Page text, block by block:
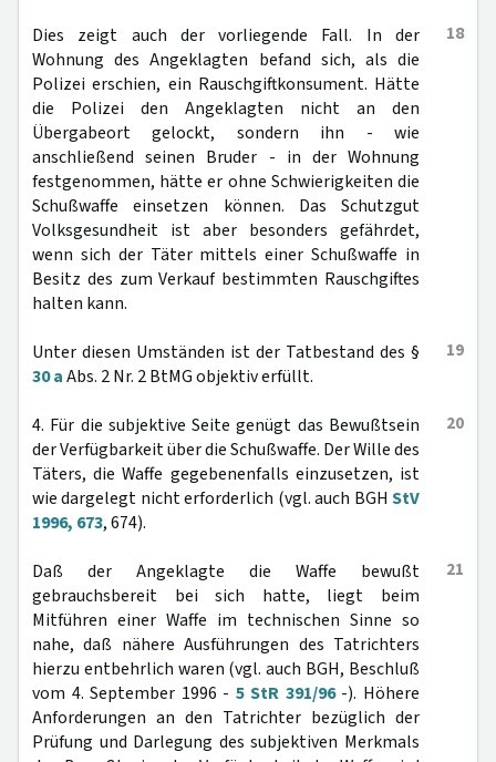
18
Dies zeigt auch der vorliegende Fall. In der
Wohnung des Angeklagten befand sich, als die
Polizei erschien, ein Rauschgiftkonsument. Hätte
die Polizei den Angeklagten nicht an den
Übergabeort gelockt, sondern ihn - wie
anschließend seinen Bruder - in der Wohnung
festgenommen, hätte er ohne Schwierigkeiten die
Schußwaffe einsetzen können. Das Schutzgut
Volksgesundheit ist aber besonders gefährdet,
wenn sich der Täter mittels einer Schußwaffe in
Besitz des zum Verkauf bestimmten Rauschgiftes
halten kann.
19
Unter diesen Umständen ist der Tatbestand des §
30 aAbs. 2 Nr. 2 BtMG objektiv erfüllt.
20
4. Für die subjektive Seite genügt das Bewußtsein
der Verfügbarkeit über die Schußwaffe. Der Wille des
Täters, die Waffe gegebenenfalls einzusetzen, ist
wie dargelegt nicht erforderlich (vgl. auch BGH StV
1996, 673, 674).
21
Daß der Angeklagte die Waffe bewußt
gebrauchsbereit bei sich hatte, liegt beim
Mitführen einer Waffe im technischen Sinne so
nahe, daß nähere Ausführungen des Tatrichters
hierzu entbehrlich waren (vgl. auch BGH, Beschluß
vom 4. September 1996 - 5 StR 391/96-). Höhere
Anforderungen an den Tatrichter bezüglich der
Prüfung und Darlegung des subjektiven Merkmals